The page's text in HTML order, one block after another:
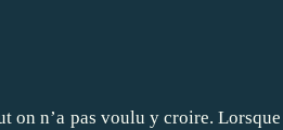
on n’a pas voulu y croire.